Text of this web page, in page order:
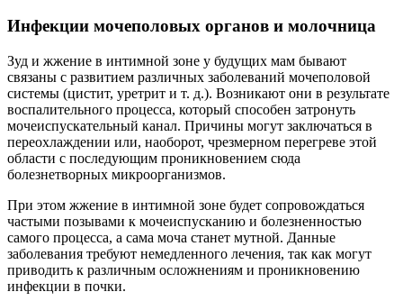
Инфекции мочеполовых органов и молочница
Зуд и жжение в интимной зоне у будущих мам бывают
связаны с развитием различных заболеваний мочеполовой
системы (цистит, уретрит и т. д.). Возникают они в результате
воспалительного процесса, который способен затронуть
мочеиспускательный канал. Причины могут заключаться в
переохлаждении или, наоборот, чрезмерном перегреве этой
области с последующим проникновением сюда
болезнетворных микроорганизмов.
При этом жжение в интимной зоне будет сопровождаться
частыми позывами к мочеиспусканию и болезненностью
самого процесса, а сама моча станет мутной. Данные
заболевания требуют немедленного лечения, так как могут
приводить к различным осложнениям и проникновению
инфекции в почки.